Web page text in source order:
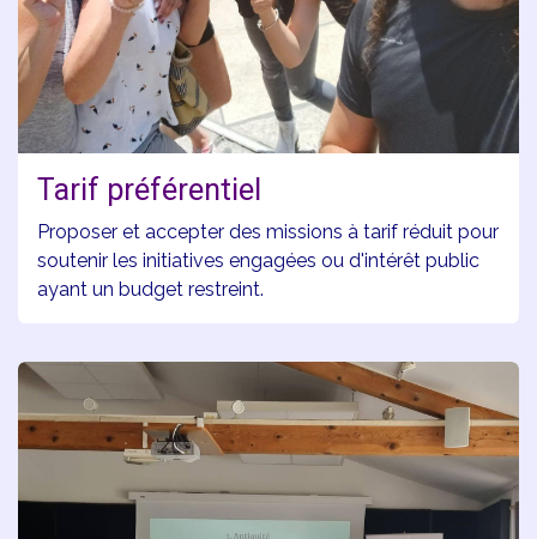
Tarif préférentiel
Proposer et accepter des missions à tarif réduit pour
soutenir les initiatives engagées ou d'intérêt public
ayant un budget restreint.